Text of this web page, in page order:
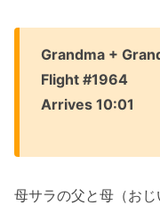
Grandma +
Flight #1964
Arrives 10:01
母サラの父と母（おじ